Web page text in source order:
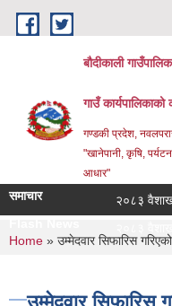
Skip to main content
बौदीकाली
गाउँ कार्यपालिकाको
गण्डकी प्रदेश,
"खानेपानी, कृषि, पर्यटन
आधार"
समाचार
२०८३ वैशाख १
You are here
Home » उम्मेदवार सिफारिस